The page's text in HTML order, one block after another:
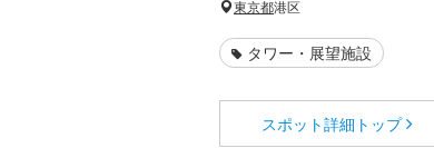
東京都港区
タワー・展望施設
スポット詳細 トップ